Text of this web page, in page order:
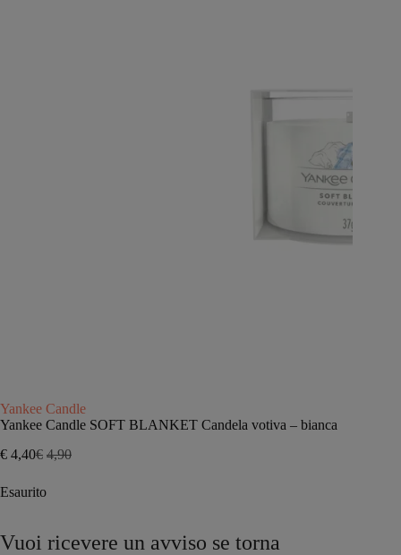
Yankee Candle
Yankee Candle SOFT BLANKET Candela votiva – bianca
€ 4,90
Il
originale
€ 4,40Il
attuale
Esaurito
Vuoi ricevere un avviso se torna